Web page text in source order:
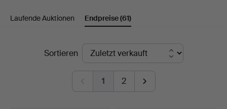
Auktionsverk
Laufende Auktionen Endpreise(61)
EndpreiseSortieren
1 2